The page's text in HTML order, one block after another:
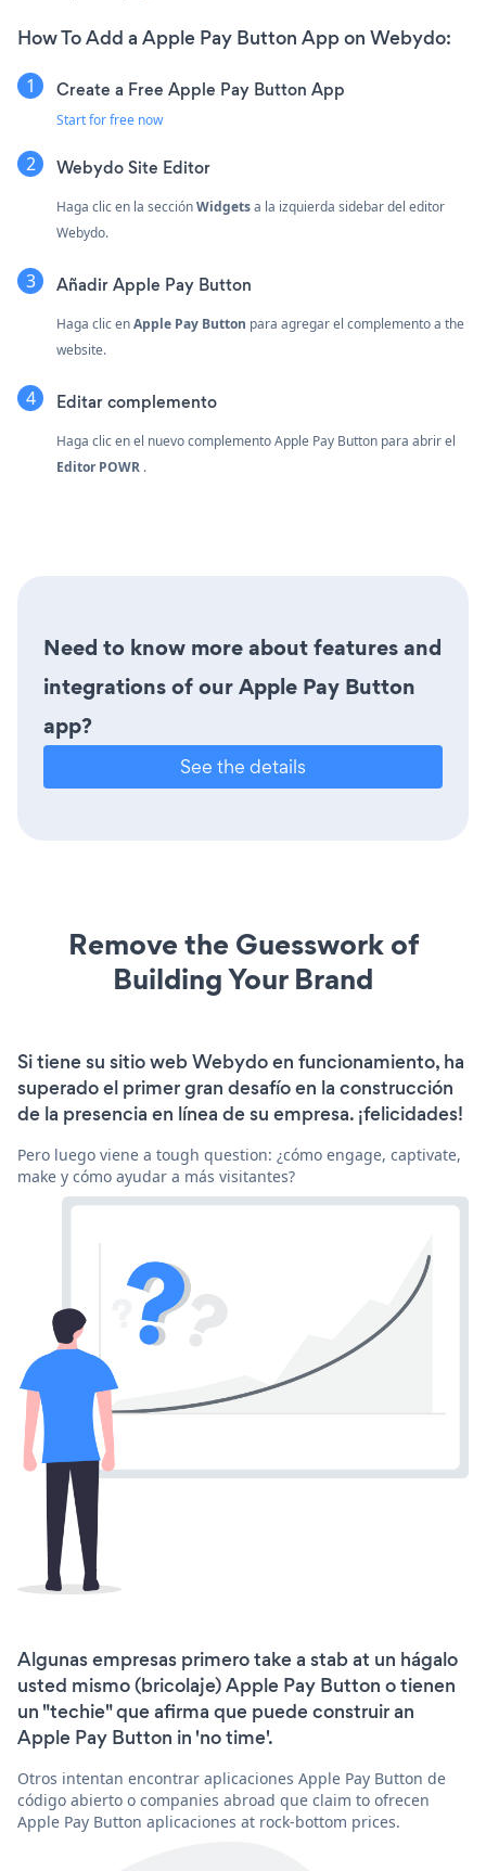
How To Add a Apple Pay Button App on Webydo:
Create a Free Apple Pay Button App
Start for free now
Webydo Site Editor
Haga clic en la secciónWidgetsa la izquierda sidebar del editor
Webydo.
Añadir Apple Pay Button
Haga clic enApple Pay Button para agregar el complemento a the
website.
Editar complemento
Haga clic en el nuevo complemento Apple Pay Button para abrir el
Editor POWR .
Need to know more about features and
integrations of our Apple Pay Button
app?
See the details
Remove the Guesswork of
Building Your Brand
Si tiene su sitio web Webydo en funcionamiento, ha
superado el primer gran desafío en la construcción
de la presencia en línea de su empresa. ¡felicidades!
Pero luego viene a tough question: ¿cómo engage, captivate,
make y cómo ayudar a más visitantes?
Algunas empresas primero take a stab at un hágalo
usted mismo (bricolaje) Apple Pay Button o tienen
un "techie" que afirma que puede construir an
Apple Pay Button in 'no time'.
Otros intentan encontrar aplicaciones Apple Pay Button de
código abierto o companies abroad que claim to ofrecen
Apple Pay Button aplicaciones at rock-bottom prices.